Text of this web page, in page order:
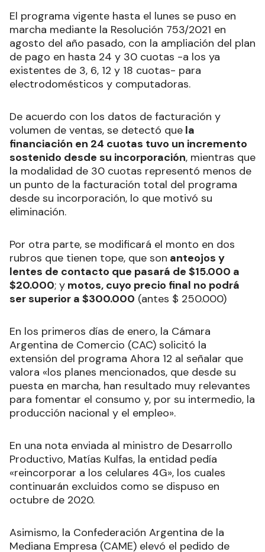
El programa vigente hasta el lunes se puso en
marcha mediante la Resolución 753/2021 en
agosto del año pasado, con la ampliación del plan
de pago en hasta 24 y 30 cuotas -a los ya
existentes de 3, 6, 12 y 18 cuotas- para
electrodomésticos y computadoras.
De acuerdo con los datos de facturación y
volumen de ventas, se detectó que la
financiación en 24 cuotas tuvo un incremento
sostenido desde su incorporación, mientras que
la modalidad de 30 cuotas representó menos de
un punto de la facturación total del programa
desde su incorporación, lo que motivó su
eliminación.
Por otra parte, se modificará el monto en dos
rubros que tienen tope, que son anteojos y
lentes de contacto que pasará de $15.000 a
$20.000; y motos, cuyo precio final no podrá
ser superior a $300.000 (antes $ 250.000)
En los primeros días de enero, la Cámara
Argentina de Comercio (CAC) solicitó la
extensión del programa Ahora 12 al señalar que
valora «los planes mencionados, que desde su
puesta en marcha, han resultado muy relevantes
para fomentar el consumo y, por su intermedio, la
producción nacional y el empleo».
En una nota enviada al ministro de Desarrollo
Productivo, Matías Kulfas, la entidad pedía
«reincorporar a los celulares 4G», los cuales
continuarán excluidos como se dispuso en
octubre de 2020.
Asimismo, la Confederación Argentina de la
Mediana Empresa (CAME) elevó el pedido de